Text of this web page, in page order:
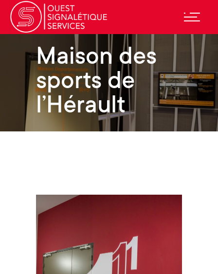
Maison des
sports de
l’Hérault